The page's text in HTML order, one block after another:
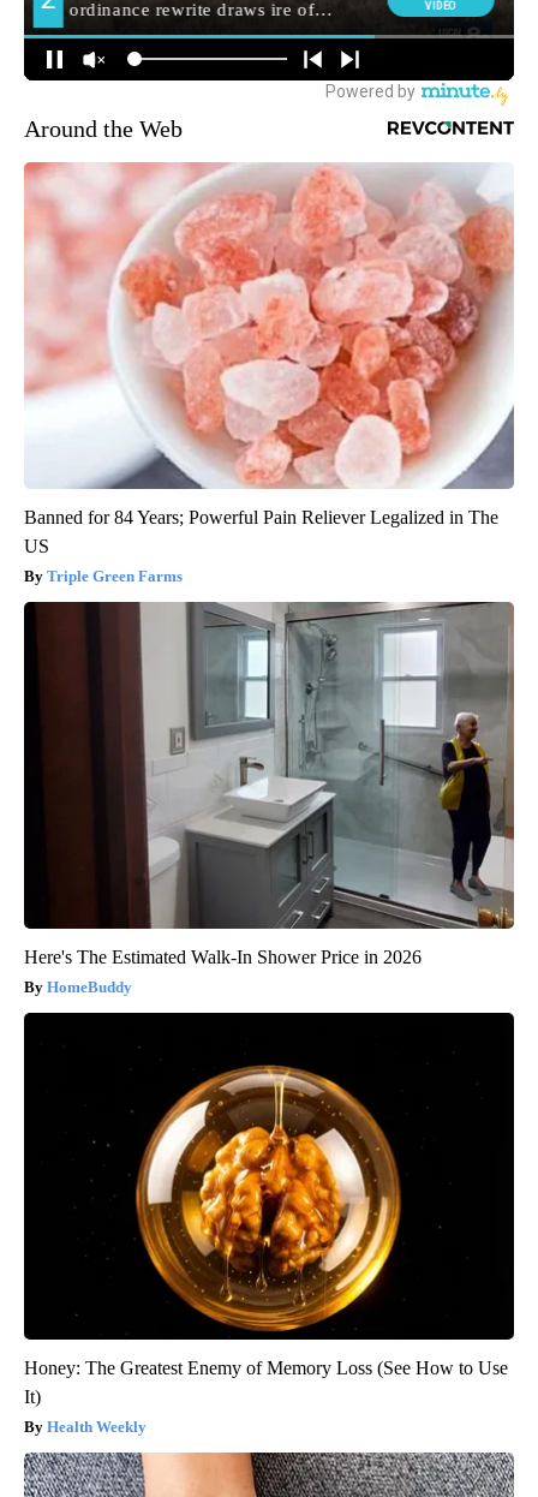
Around the Web
Banned for 84 Years; Powerful Pain Reliever Legalized in The
US
Triple Green Farms
Here's The Estimated Walk-In Shower Price in 2026
HomeBuddy
Honey: The Greatest Enemy of Memory Loss (See How to Use
It)
Health Weekly